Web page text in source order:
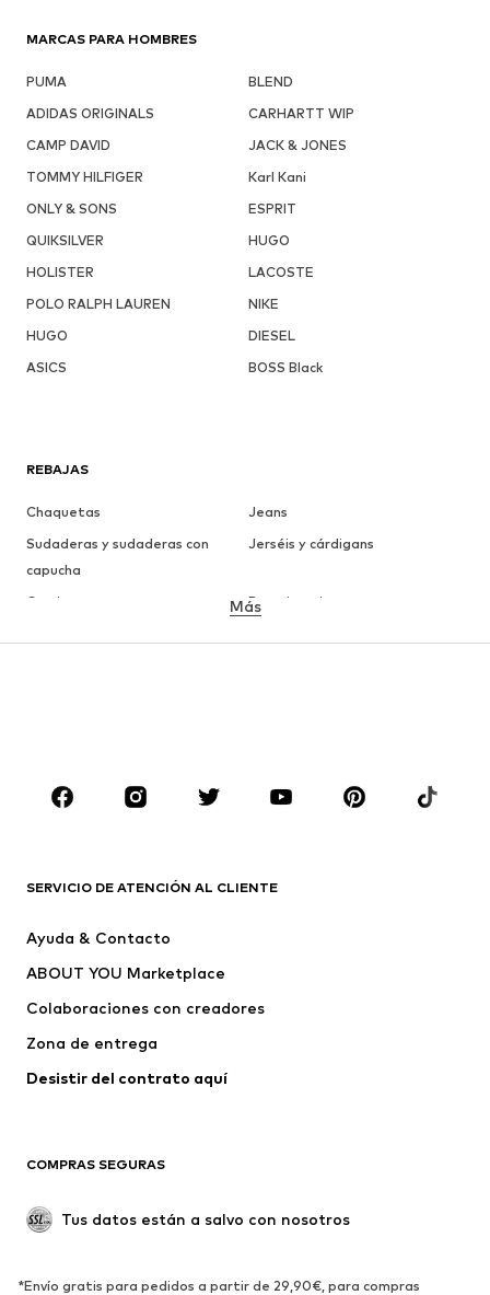
MARCAS PARA HOMBRES
PUMA
BLEND
ADIDAS ORIGINALS
CARHARTT WIP
CAMP DAVID
JACK & JONES
TOMMY HILFIGER
Karl Kani
ONLY & SONS
ESPRIT
QUIKSILVER
HUGO
HOLISTER
LACOSTE
POLO RALPH LAUREN
NIKE
HUGO
DIESEL
ASICS
BOSS Black
REBAJAS
Chaquetas
Jeans
Sudaderas y sudaderas con
capucha
Jerséis y cárdigans
Camisetas
Ropa interior
ROPA
Camisetas
Jeans
Pantalones
Ropa interior
Jerséis y cárdigans
Trajes y chaquetas
Ropa de baño
Nuevo
Tendencia
Zapatos bajos
Zapatos deportivos
Más
SERVICIO DE ATENCIÓN AL CLIENTE
Ayuda & Contacto
ABOUT YOU Marketplace
Colaboraciones con creadores
Zona de entrega
Desistir del contrato aquí
COMPRAS SEGURAS
Tus datos están a salvo con nosotros
*Envío gratis para pedidos a partir de 29,90€, para compras